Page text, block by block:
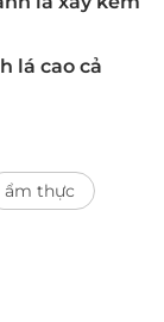
lá cao cả
ẩm thực